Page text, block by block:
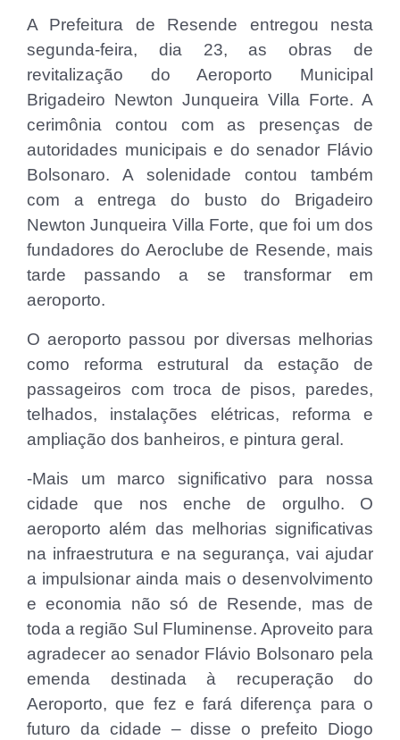
A Prefeitura de Resende entregou nesta
segunda-feira, dia 23, as obras de
revitalização do Aeroporto Municipal
Brigadeiro Newton Junqueira Villa Forte. A
cerimônia contou com as presenças de
autoridades municipais e do senador Flávio
Bolsonaro. A solenidade contou também
com a entrega do busto do Brigadeiro
Newton Junqueira Villa Forte, que foi um dos
fundadores do Aeroclube de Resende, mais
tarde passando a se transformar em
aeroporto.
O aeroporto passou por diversas melhorias
como reforma estrutural da estação de
passageiros com troca de pisos, paredes,
telhados, instalações elétricas, reforma e
ampliação dos banheiros, e pintura geral.
-Mais um marco significativo para nossa
cidade que nos enche de orgulho. O
aeroporto além das melhorias significativas
na infraestrutura e na segurança, vai ajudar
a impulsionar ainda mais o desenvolvimento
e economia não só de Resende, mas de
toda a região Sul Fluminense. Aproveito para
agradecer ao senador Flávio Bolsonaro pela
emenda destinada à recuperação do
Aeroporto, que fez e fará diferença para o
futuro da cidade – disse o prefeito Diogo